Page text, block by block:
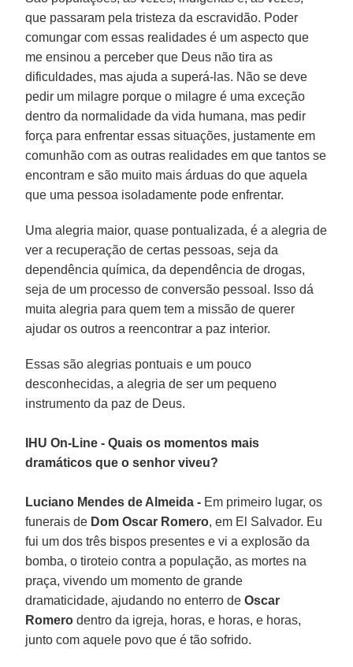
que passaram pela tristeza da escravidão. Poder
comungar com essas realidades é um aspecto que
me ensinou a perceber que Deus não tira as
dificuldades, mas ajuda a superá-las. Não se deve
pedir um milagre porque o milagre é uma exceção
dentro da normalidade da vida humana, mas pedir
força para enfrentar essas situações, justamente em
comunhão com as outras realidades em que tantos se
encontram e são muito mais árduas do que aquela
que uma pessoa isoladamente pode enfrentar.
Uma alegria maior, quase pontualizada, é a alegria de
ver a recuperação de certas pessoas, seja da
dependência química, da dependência de drogas,
seja de um processo de conversão pessoal. Isso dá
muita alegria para quem tem a missão de querer
ajudar os outros a reencontrar a paz interior.
Essas são alegrias pontuais e um pouco
desconhecidas, a alegria de ser um pequeno
instrumento da paz de Deus.
IHU On-Line - Quais os momentos mais
dramáticos que o senhor viveu?
Luciano Mendes de Almeida - Em primeiro lugar, os
funerais de Dom Oscar Romero, em El Salvador. Eu
fui um dos três bispos presentes e vi a explosão da
bomba, o tiroteio contra a população, as mortes na
praça, vivendo um momento de grande
dramaticidade, ajudando no enterro deOscar
Romero dentro da igreja, horas, e horas, e horas,
junto com aquele povo que é tão sofrido.